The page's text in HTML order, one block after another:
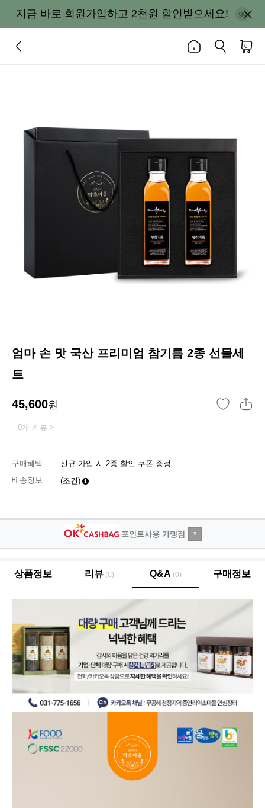
지금 바로 회원가입하고 2천원 할인받으세요!
0
엄마 손 맛 국산 프리미엄 참기름 2종 선물세
트
45,600원
0개 리뷰 >
구매혜택
신규 가입 시 2종 할인 쿠폰 증정
배송정보
(조건)
포인트사용 가맹점 ?
상품정보 리뷰 (0) Q&A (0) 구매정보